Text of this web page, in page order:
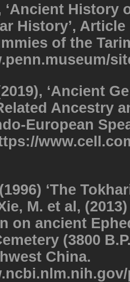
‘Ancient History
History’, Article
of the
‘Ancient
Ancestry
European
‘The
M. et al,
on ancient
(3800
China.